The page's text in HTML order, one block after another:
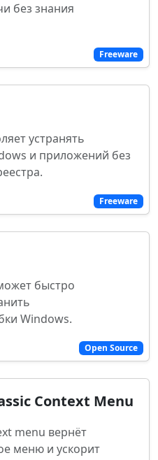
Freeware
без знания
Freeware
устранять
и приложений без
Open Source
быстро
Windows.
Context Menu
menu вернёт
меню и ускорит